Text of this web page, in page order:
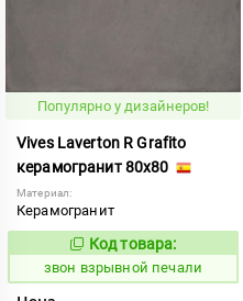
Популярно у дизайнеров!
Vives Laverton R Grafito
керамогранит 80x80
Материал:
Керамогранит
454945
Код товара:
звон взрывной печали